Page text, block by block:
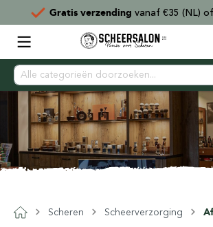
Gratis verzending vanaf €35 (NL)
Scheren Scheerverzorging